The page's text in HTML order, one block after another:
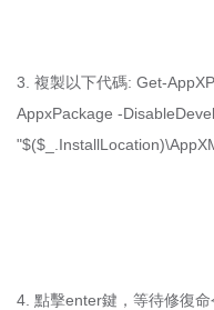
3. 複製以下代碼: Get-
AppxPackage -
4. 點擊enter鍵，等待修復